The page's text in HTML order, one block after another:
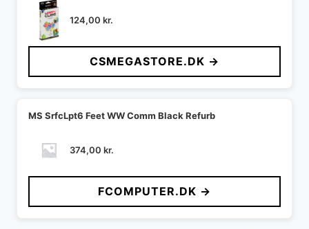
124,00 kr.
CSMEGASTORE.DK →
MS SrfcLpt6 Feet WW Comm Black Refurb
374,00 kr.
FCOMPUTER.DK →